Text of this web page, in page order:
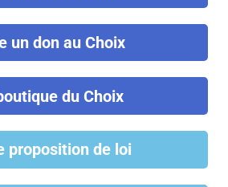
un don au Choix
du Choix
proposition de loi